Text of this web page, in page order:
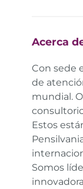
quality in
Sandee
study
Sharlene
of
Acerca
Con sede
de
mundial.
Estos
Somos